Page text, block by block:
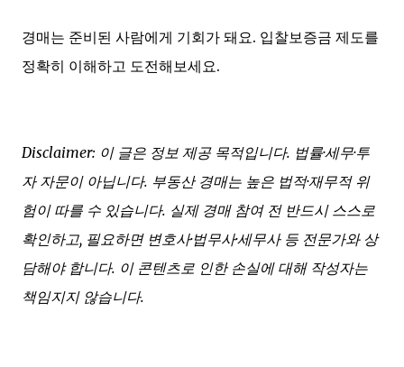
경매는 준비된 사람에게 기회가 돼요. 입찰보증금 제도를
정확히 이해하고 도전해보세요.
Disclaimer: 이 글은 정보 제공 목적입니다. 법률·세무·투
자 자문이 아닙니다. 부동산 경매는 높은 법적·재무적 위
험이 따를 수 있습니다. 실제 경매 참여 전 반드시 스스로
확인하고, 필요하면 변호사·법무사·세무사 등 전문가와 상
담해야 합니다. 이 콘텐츠로 인한 손실에 대해 작성자는
책임지지 않습니다.